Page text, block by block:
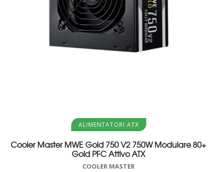
Aggiungi al carrello
ALIMENTATORI ATX
Cooler Master MWE Gold 750 V2 750W Modulare 80+
Gold PFC Attivo ATX
COOLER MASTER